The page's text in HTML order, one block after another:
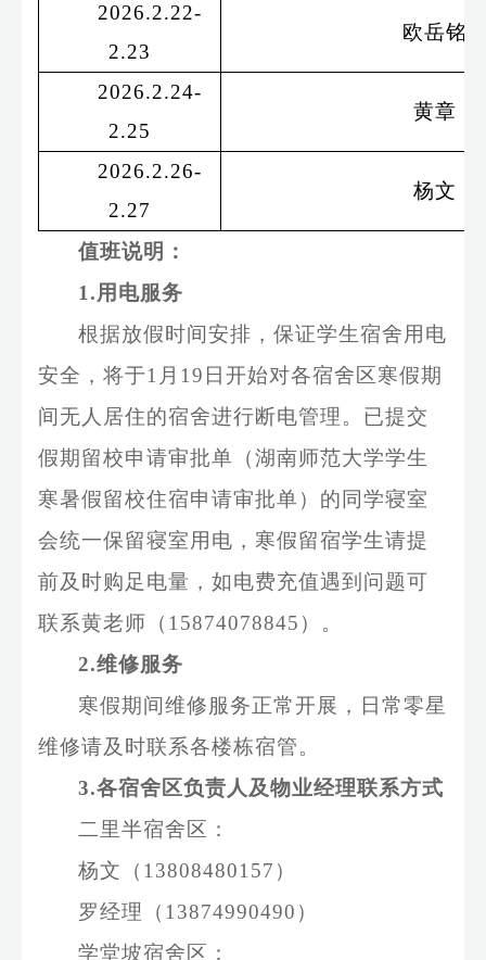
2026.2.22-
2.23
欧岳铭
2026.2.24-
2.25
黄章
2026.2.26-
2.27
杨文
值班说明：
1.用电服务
根据放假时间安排，保证学生宿舍用电
安全，将于1 月 19 日开始对各宿舍区寒假期
间无人居住的宿舍进行断电管理。已提交
假期留校申请审批单（湖南师范大学学生
寒暑假留校住宿申请审批单）的同学寝室
会统一保留寝室用电， 寒假留宿学生请提
前及时购足电量，如电费充值遇到问题可
联系黄老师（ 15874078845 ）。
2.维修服务
寒假期间维修服务正常开展，日常零星
维修请及时联系各楼栋宿管。
3.各宿舍区负责人及物业经理联系方式
二里半宿舍区：
杨文（ 13808480157 ）
罗经理（ 13874990490 ）
学堂坡宿舍区：